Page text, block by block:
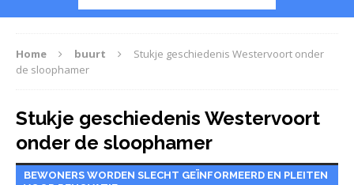
Home buurt
Stukje geschiedenis Westervoort onder
de sloophamer
Stukje geschiedenis Westervoort
onder de sloophamer
BEWONERS WORDEN SLECHT GEÏNFORMEERD EN PLEITEN